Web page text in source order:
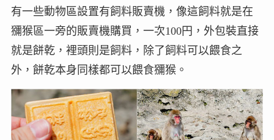
有一些動物區設置有飼料販賣機，像這飼料就是在
獼猴區一旁的販賣機購買，一次100円，外包裝直接
就是餅乾，裡頭則是飼料，除了飼料可以餵食之
外，餅乾本身同樣都可以餵食獼猴。